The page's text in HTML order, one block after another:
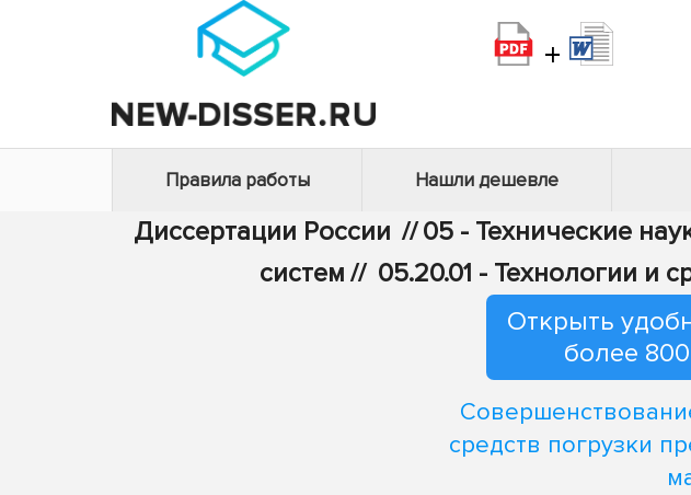
+
Правила работы Нашли дешевле
Диссертации России // 05 - Технические
систем // 05.20.01 - Технологии и
Открыть
более
средств погрузки